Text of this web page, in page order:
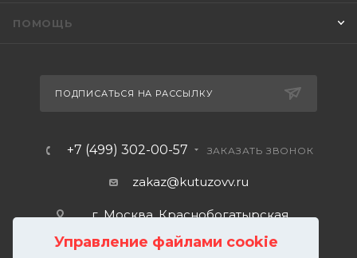
Управление файлами cookie
ПОМОЩЬ
ПОДПИСАТЬСЯ НА РАССЫЛКУ
+7 (499) 302-00-57 ЗАКАЗАТЬ ЗВОНОК
zakaz@kutuzovv.ru
г. Москва, Краснобогатырская